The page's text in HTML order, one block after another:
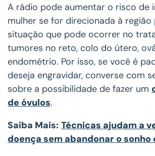
A rádio pode aumentar o risco de
mulher se for direcionada à região
situação que pode ocorrer no
tumores no reto, colo do útero,
endométrio. Por isso, se você é
deseja engravidar, converse com
sobre a possibilidade de fazer um
de óvulos.
Saiba Mais: Técnicas ajudam a
doença sem abandonar o sonho